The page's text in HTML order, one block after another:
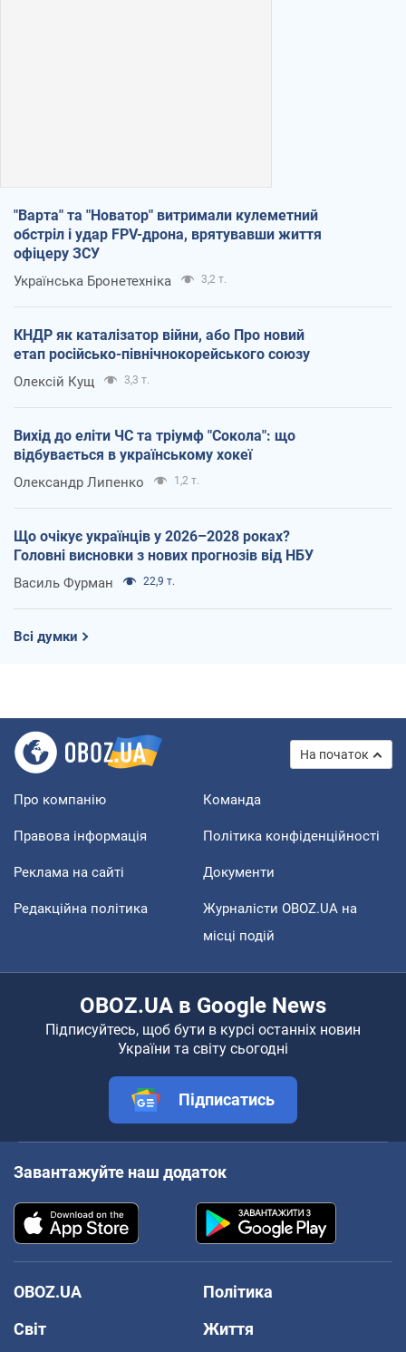
"Варта" та "Новатор" витримали кулеметний
обстріл і удар FPV-дрона, врятувавши життя
офіцеру ЗСУ
Українська Бронетехніка 3,2 т.
КНДР як каталізатор війни, або Про новий
етап російсько-північнокорейського союзу
Олексій Кущ 3,3 т.
Вихід до еліти ЧС та тріумф "Сокола": що
відбувається в українському хокеї
Олександр Липенко 1,2 т.
Що очікує українців у 2026–2028 роках?
Головні висновки з нових прогнозів від НБУ
Василь Фурман 22,9 т.
Всі думки
На початок
Про компанію Команда
Правова інформація Політика конфіденційності
Реклама на сайті Документи
Редакційна політика
Журналісти OBOZ.UA на
місці подій
OBOZ.UA в Google News
Підписуйтесь, щоб бути в курсі останніх новин
України та світу сьогодні
Підписатись
Завантажуйте наш додаток
OBOZ.UA
Політика
Світ
Життя